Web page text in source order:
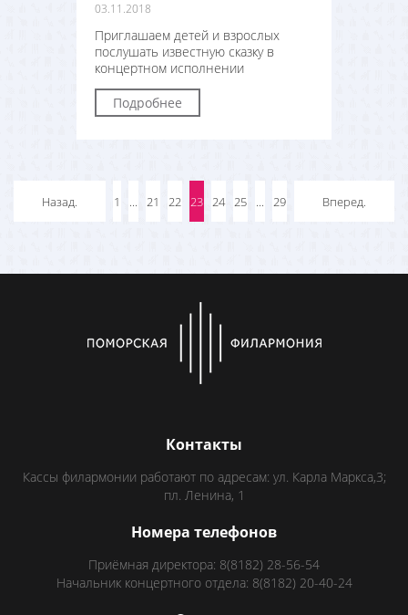
03.11.2018
Приглашаем детей и взрослых
послушать известную сказку в
концертном исполнении
Подробнее
Назад. 1 ... 21 22 23 24 25 ... 29 Вперед.
Контакты
Кассы филармонии работают по адресам: ул. Карла Маркса,3;
пл. Ленина, 1
Номера телефонов
Приёмная директора: 8(8182) 28-56-54
Начальник концертного отдела: 8(8182) 20-40-24